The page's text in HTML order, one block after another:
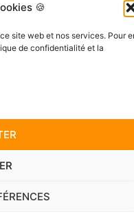
🍪
site web et nos services. Pour
de confidentialité et la
dans le cadre de
droits réservés